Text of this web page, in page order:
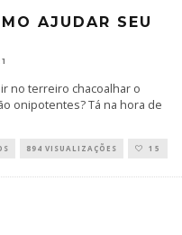
AJUDAR SEU
no terreiro chacoalhar o
onipotentes? Tá na hora de
894 VISUALIZAÇÕES 15